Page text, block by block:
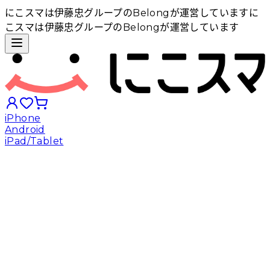
にこスマは伊藤忠グループのBelongが運営しています に
こスマは伊藤忠グループのBelongが運営しています
iPhone
Android
iPad/Tablet